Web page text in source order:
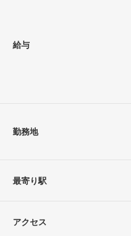
給与
勤務地
最寄り駅
アクセス